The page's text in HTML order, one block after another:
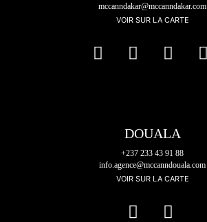
mccanndakar@mccanndakar.com
VOIR SUR LA CARTE
DOUALA
+237 233 43 91 88
info.agence@mccanndouala.com
VOIR SUR LA CARTE